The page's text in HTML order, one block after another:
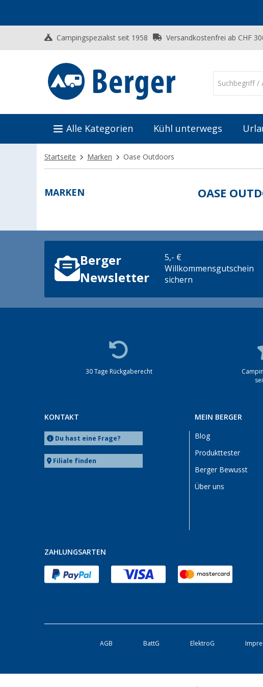
Campingspezialist seit 1958 Versandkostenfrei ab CHF
Alle Kategorien Kühl unterwegs
Startseite Marken Oase Outdoors
MARKEN OASE
Berger
Newsletter
5,- €
Willkommensgutschein
sichern
30 Tage Rückgaberecht
KONTAKT
Du hast eine Frage?
Filiale finden
MEIN BERGER
Blog
Produkttester
Berger Bewusst
Über uns
ZAHLUNGSARTEN
AGB BattG ElektroG